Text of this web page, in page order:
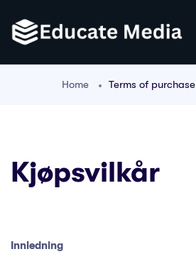
Home Terms of purchase
Kjøpsvilkår
Innledning